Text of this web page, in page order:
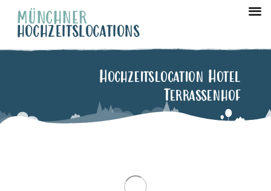
MÜNCHNER
HOCHZEITSLOCATIONS
Hochzeitslocation Hotel
Terrassenhof